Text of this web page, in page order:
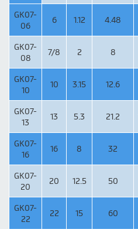
GK07-
06
6 1.12 4.48
GK07-
08
7/8 2 8
GK07-
10
10 3.15 12.6
GK07-
13
13 5.3 21.2
GK07-
16
16 8 32
GK07-
20
20 12.5 50
GK07-
22
22 15 60